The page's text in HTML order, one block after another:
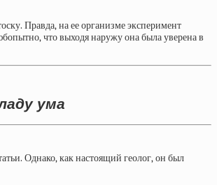
Правда, на ее организме эксперимент
что выходя наружу онабыла уверенав
ума
Однако, как настоящий геолог, он был